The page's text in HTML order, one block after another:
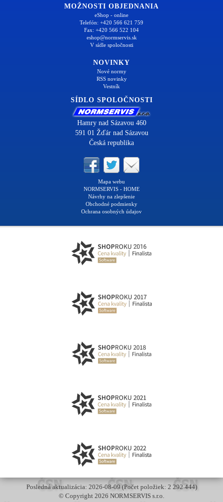
MOŽNOSTI OBJEDNANIA
eShop - online
Telefón: +420 566 621 759
Fax: +420 566 522 104
eshop@normservis.sk
V sídle spoločnosti
NOVINKY
Nové normy
RSS novinky
Vestník
SÍDLO SPOLOČNOSTI
Hamry nad Sázavou 460
591 01 Žďár nad Sázavou
Česká republika
Mapa webu
NORMSERVIS - HOME
Návrhy na zlepšenie
Obchodné podmienky
Ochrana osobných údajov
Posledná aktualizácia: 2026-08-09 (Počet položiek: 2 292 444)
© Copyright 2026 NORMSERVIS s.r.o.